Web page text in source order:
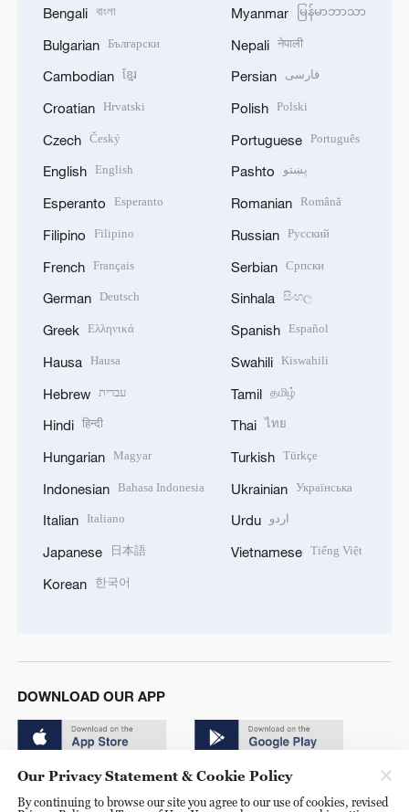
Bengali বাংলা
Bulgarian Български
Cambodian ខ្មែរ
Croatian Hrvatski
Czech Český
English English
Esperanto Esperanto
Filipino Filipino
French Français
German Deutsch
Greek Ελληνικά
Hausa Hausa
Hebrew עברית
Hindi हिन्दी
Hungarian Magyar
Indonesian Bahasa Indonesia
Italian Italiano
Japanese 日本語
Korean 한국어
Myanmar မြန်မာဘာသာ
Nepali नेपाली
Persian فارسی
Polish Polski
Portuguese Português
Pashto پښتو
Romanian Română
Russian Русский
Serbian Српски
Sinhala සිංහල
Spanish Español
Swahili Kiswahili
Tamil தமிழ்
Thai ไทย
Turkish Türkçe
Ukrainian Українська
Urdu اردو
Vietnamese Tiếng Việt
DOWNLOAD OUR APP
Our Privacy Statement & Cookie Policy
By continuing to browse our site you agree to our use of cookies, revised